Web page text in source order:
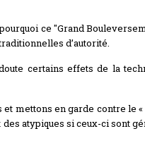
ce "Grand
d’autorité.
certains effets de la
mettons en garde contre le
atypiques si ceux-ci sont